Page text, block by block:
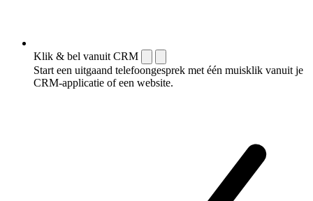
Klik & bel vanuit CRM
Start een uitgaand telefoongesprek met één muisklik vanuit je
CRM-applicatie of een website.